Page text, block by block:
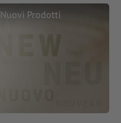
Nuovi Prodotti